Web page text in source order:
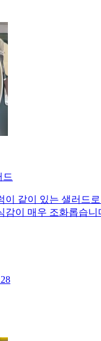
드
이 같이 있는 샐러드
감이 매우 조화롭습니